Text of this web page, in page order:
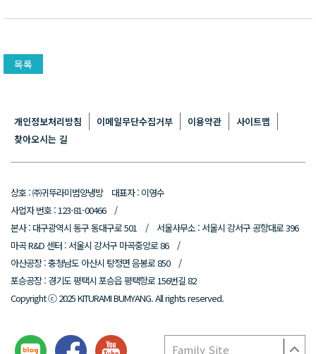
개인정보처리방침 이메일무단수집거부 이용약관
사이트맵
찾아오시는 길
상호 : ㈜귀뚜라미범양냉방 대표자 : 이영수
사업자 번호 : 123-81-00466 /
본사 : 대구광역시 동구 동대구로 501 / 서울사무소 : 서울시 강서구 공항대로 396
마곡 R&D 센터 : 서울시 강서구 마곡중앙로 86 /
아산공장 : 충청남도 아산시 탕정면 음봉로 850 /
포승공장 : 경기도 평택시 포승읍 평택항로 156번길 82
Copyright ⓒ 2025 KITURAMI BUMYANG. All rights reserved.
Family Site